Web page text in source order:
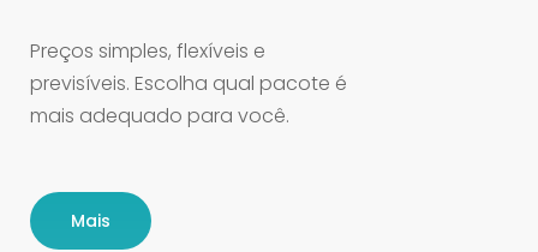
Preços simples, flexíveis e
previsíveis. Escolha qual pacote é
mais adequado para você.
Mais